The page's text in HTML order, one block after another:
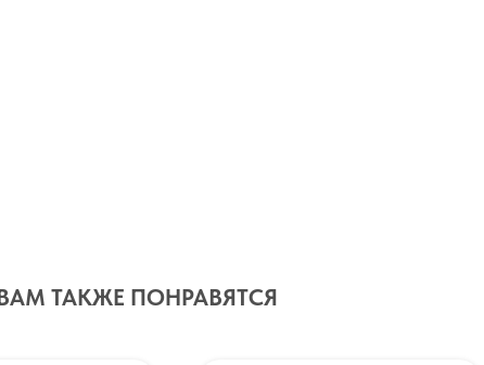
ТАКЖЕ ПОНРАВЯТСЯ